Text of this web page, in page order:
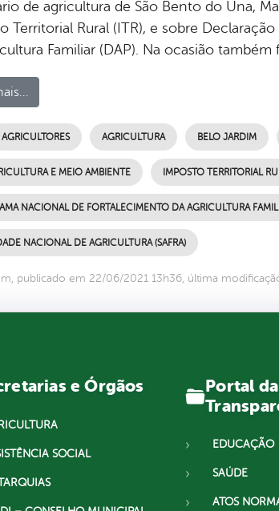
de agricultura de São Bento do Una,
Territorial Rural (ITR), e sobre
Familiar (DAP). Na ocasião
AGRICULTORES AGRICULTURA BELO JARDIM
E MEIO AMBIENTE IMPOSTO TERRITORIAL
NACIONAL DE FORTALECIMENTO DA AGRICULTURA
NACIONAL DE AGRICULTURA (SAFRA)
publicado em 22/06/2021 13h36, última
e Órgãos
SOCIAL
Portal da
EDUCAÇÃO
SAÚDE
ATOS